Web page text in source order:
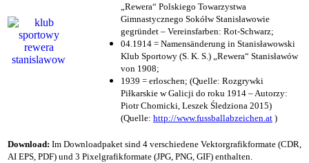
„Rewera“ Polskiego Towarzystwa
Gimnastycznego Sokółw Stanisławowie
gegründet – Vereinsfarben: Rot-Schwarz;
04.1914 = Namensänderung in Stanisławowski
Klub Sportowy (S. K. S.) „Rewera“ Stanisławów
von 1908;
1939 = erloschen; (Quelle: Rozgrywki
Piłkarskie w Galicji do roku 1914 – Autorzy:
Piotr Chomicki, Leszek Śledziona 2015)
(Quelle: http://www.fussballabzeichen.at )
Download: Im Downloadpaket sind 4 verschiedene Vektorgrafikformate (CDR,
AI EPS, PDF) und 3 Pixelgrafikformate (JPG, PNG, GIF) enthalten.